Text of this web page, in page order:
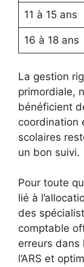
11 à 15 ans
16 à 18 ans
La gestion
primordiale,
bénéficient
coordination
scolaires
un bon suivi.
Pour toute
lié à
des
comptable
erreurs dans
l’ARS et